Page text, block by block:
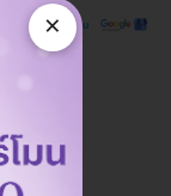
ดูรีวิวต้นฉบับ
กกกก
×